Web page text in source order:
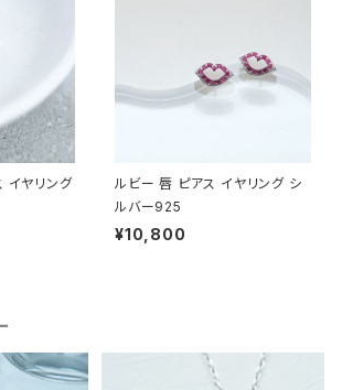
イヤリング
ルビー 唇 ピアス イヤリング シ
ルバー925
¥10,800